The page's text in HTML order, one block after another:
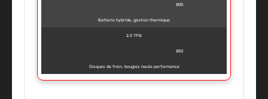
800
Batterie hybride, gestion thermique
2.5 TFSI
850
Disques de frein, bougies haute performance